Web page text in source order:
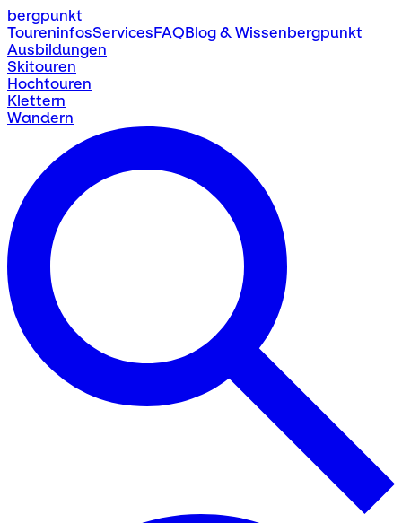
bergpunkt
ToureninfosServicesFAQBlog & Wissenbergpunkt
Ausbildungen
Skitouren
Hochtouren
Klettern
Wandern